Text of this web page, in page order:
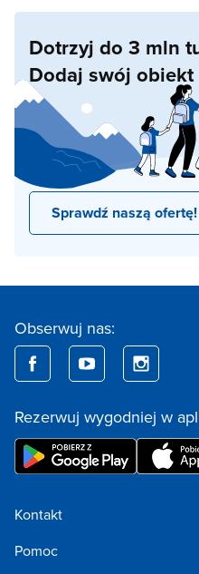
Dotrzyj do 3 mln
Dodaj swój obiekt
Sprawdź naszą ofertę!
Obserwuj nas:
Rezerwuj wygodniej w
Kontakt
Pomoc